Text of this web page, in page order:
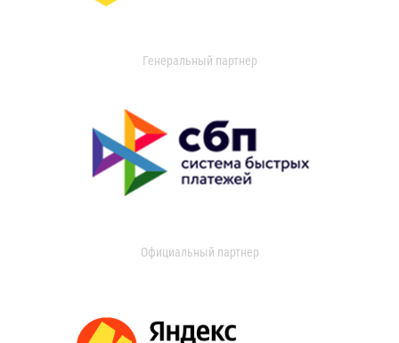
Генеральный партнер
Официальный партнер